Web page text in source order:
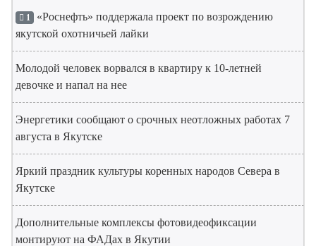
1 «Роснефть» поддержала проект по возрождению
якутской охотничьей лайки
Молодой человек ворвался в квартиру к 10-летней
девочке и напал на нее
Энергетики сообщают о срочных неотложных работах 7
августа в Якутске
Яркий праздник культуры коренных народов Севера в
Якутске
Дополнительные комплексы фотовидеофиксации
монтируют на ФАДах в Якутии